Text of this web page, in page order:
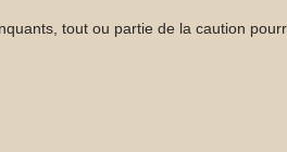
tout ou partie de la caution